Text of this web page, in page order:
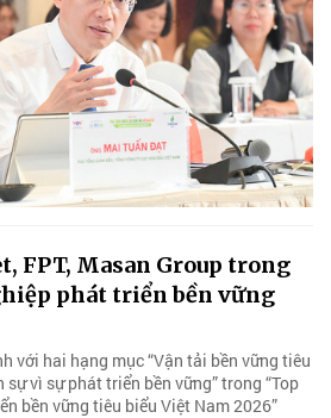
FPT, Masan Group trong
phát triển bền vững
với hai hạng mục “Vận tải bền vững tiêu
sự vì sự phát triển bền vững” trong “Top
bền vững tiêu biểu Việt Nam 2026”